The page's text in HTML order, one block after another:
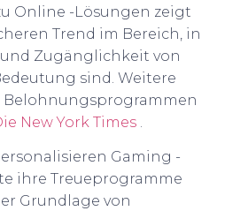
Online -Lösungen zeigt
Trend im Bereich, in
Zugänglichkeit von
sind. Weitere
New York Times
Gaming -
ihre Treueprogramme
Grundlage von